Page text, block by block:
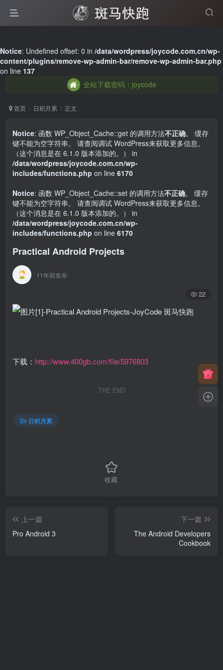
Notice: Undefined offset: 0 in /data/wordpress/joycode.com.cn/wp-
content/plugins/remove-wp-admin-bar/remove-wp-admin-bar.php
on line 137
全站下载密码：joycode
全站下载密码：joycode
全站下载密码：joycode
首页 日积月累 正文
Notice: 函数 WP_Object_Cache::get 的调用方法不正确。 缓存
键不能为空字符串。 请查阅调试 WordPress来获取更多信息。
（这个消息是在 6.1.0 版本添加的。） in
/data/wordpress/joycode.com.cn/wp-
includes/functions.php on line 6170
Notice: 函数 WP_Object_Cache::set 的调用方法不正确。 缓存
键不能为空字符串。 请查阅调试 WordPress来获取更多信息。
（这个消息是在 6.1.0 版本添加的。） in
/data/wordpress/joycode.com.cn/wp-
includes/functions.php on line 6170
Practical Android Projects
11年前发布
22
下载： http://www.400gb.com/file/5976803
THE END
日积月累
收藏
上一篇
Pro Android 3
下一篇
The Android Developers
Cookbook